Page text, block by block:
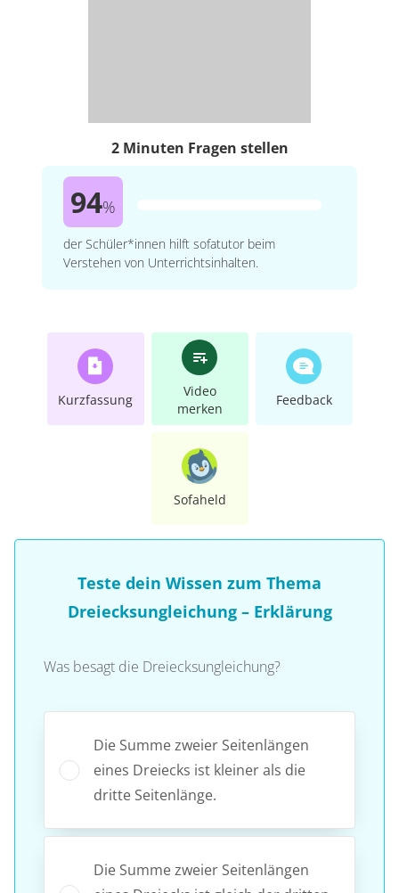
2 Minuten Fragen stellen
94%
der Schüler*innen hilft sofatutor beim
Verstehen von Unterrichtsinhalten.
Kurzfassung
Video
merken
Feedback
Sofaheld
Teste dein Wissen zum Thema
Dreiecksungleichung – Erklärung
Was besagt die Dreiecksungleichung?
Die Summe zweier Seitenlängen
eines Dreiecks ist kleiner als die
dritte Seitenlänge.
Die Summe zweier Seitenlängen